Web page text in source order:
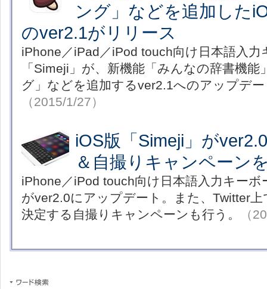
ング」などを追加した
のver2.1がリリース
iPhone／iPad／iPod touch向け日本語入
「Simeji」が、新機能「みんなの辞書機
グ」などを追加するver2.1へのアップデ
（2015/1/27）
iOS版「Simeji」が
＆自撮りキャンペーン
iPhone／iPod touch向け日本語入力キー
がver2.0にアップデート。また、Twitter
決定する自撮りキャンペーンも行う。
（